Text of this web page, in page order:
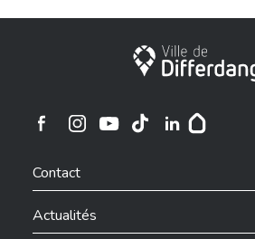
Ville de Differdange
Ville de Differdange sur Instagram
Contact
Actualités